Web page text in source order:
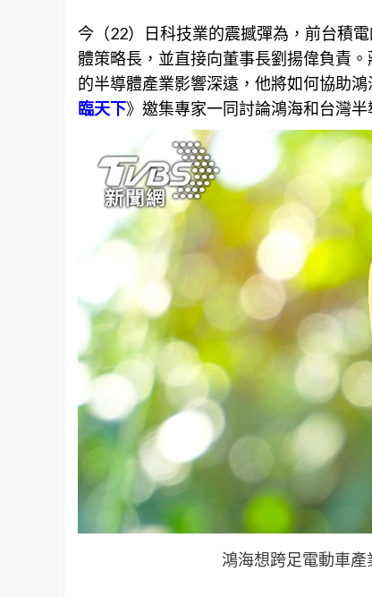
今（22）日科技業的震撼彈為，前台積
體策略長，並直接向董事長劉揚偉負責
的半導體產業影響深遠，他將如何協助
臨天下》邀集專家一同討論鴻海和台灣半
鴻海想跨足電動車